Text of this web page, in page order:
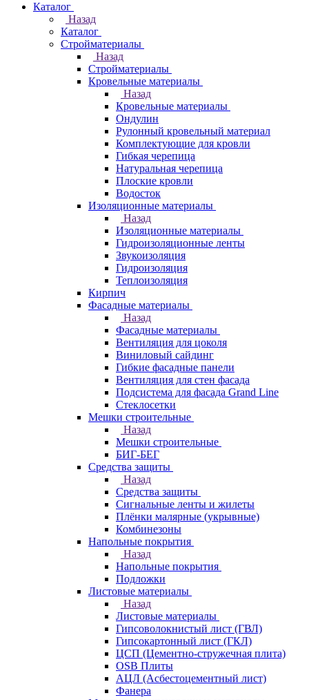
Каталог
Назад
Каталог
Стройматериалы
Назад
Стройматериалы
Кровельные материалы
Назад
Кровельные материалы
Ондулин
Рулонный кровельный материал
Комплектующие для кровли
Гибкая черепица
Натуральная черепица
Плоские кровли
Водосток
Изоляционные материалы
Назад
Изоляционные материалы
Гидроизоляционные ленты
Звукоизоляция
Гидроизоляция
Теплоизоляция
Кирпич
Фасадные материалы
Назад
Фасадные материалы
Вентиляция для цоколя
Виниловый сайдинг
Гибкие фасадные панели
Вентиляция для стен фасада
Подсистема для фасада Grand Line
Стеклосетки
Мешки строительные
Назад
Мешки строительные
БИГ-БЕГ
Средства защиты
Назад
Средства защиты
Сигнальные ленты и жилеты
Плёнки малярные (укрывные)
Комбинезоны
Напольные покрытия
Назад
Напольные покрытия
Подложки
Листовые материалы
Назад
Листовые материалы
Гипсоволокнистый лист (ГВЛ)
Гипсокартонный лист (ГКЛ)
ЦСП (Цементно-стружечная плита)
OSB Плиты
АЦЛ (Асбестоцементный лист)
Фанера